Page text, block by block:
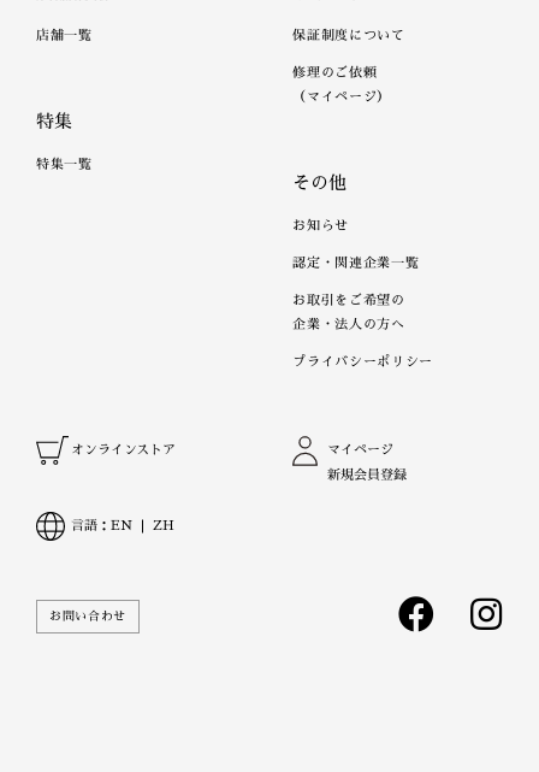
店舗一覧
特集
特集一覧
保証制度について
修理のご依頼
（マイページ）
その他
お知らせ
認定・関連企業一覧
お取引をご希望の
企業・法人の方へ
プライバシーポリシー
オンラインストア
マイページ
新規会員登録
言語： EN ZH
お問い合わせ